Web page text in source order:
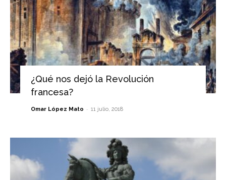
¿Qué nos dejó la Revolución
francesa?
Omar López Mato - 11 julio, 2018